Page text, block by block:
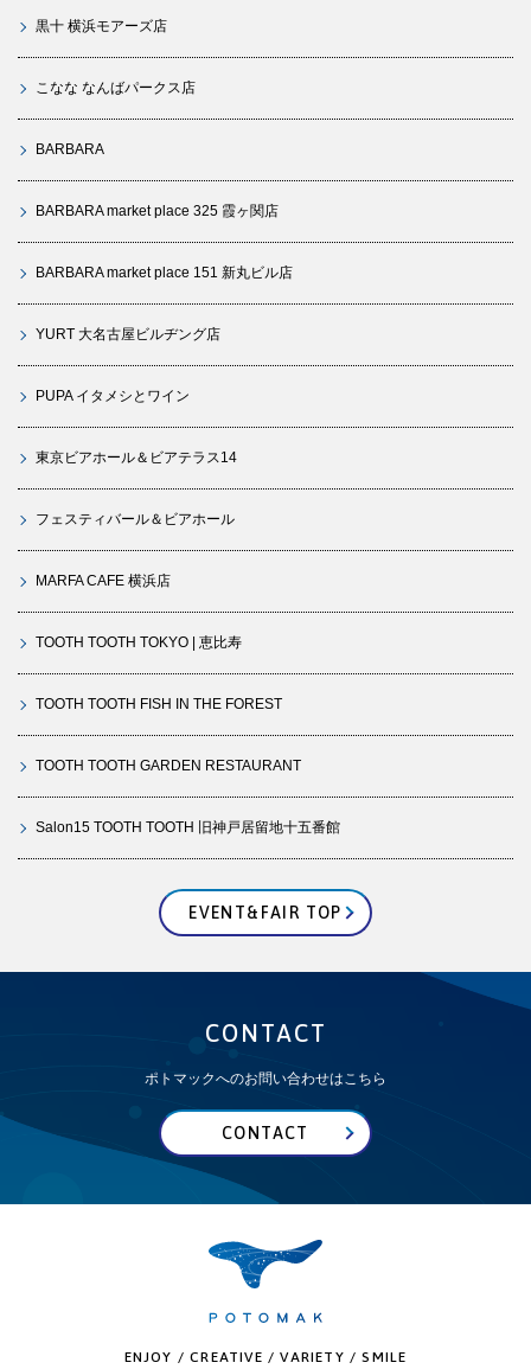
黒十 横浜モアーズ店
こなな なんばパークス店
BARBARA
BARBARA market place 325 霞ヶ関店
BARBARA market place 151 新丸ビル店
YURT 大名古屋ビルヂング店
PUPA イタメシとワイン
東京ビアホール＆ビアテラス14
フェスティバール＆ビアホール
MARFA CAFE 横浜店
TOOTH TOOTH TOKYO | 恵比寿
TOOTH TOOTH FISH IN THE FOREST
TOOTH TOOTH GARDEN RESTAURANT
Salon15 TOOTH TOOTH 旧神戸居留地十五番館
EVENT&FAIR TOP
CONTACT
ポトマックへのお問い合わせはこちら
CONTACT
ENJOY / CREATIVE / VARIETY / SMILE